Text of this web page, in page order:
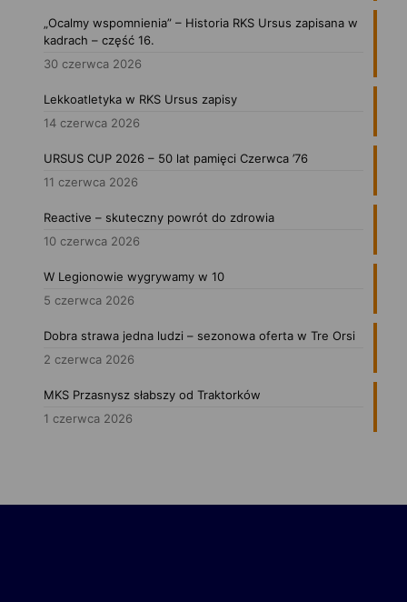
„Ocalmy wspomnienia” – Historia RKS Ursus zapisana w
kadrach – część 16.
30 czerwca 2026
Lekkoatletyka w RKS Ursus zapisy
14 czerwca 2026
URSUS CUP 2026 – 50 lat pamięci Czerwca ’76
11 czerwca 2026
Reactive – skuteczny powrót do zdrowia
10 czerwca 2026
W Legionowie wygrywamy w 10
5 czerwca 2026
Dobra strawa jedna ludzi – sezonowa oferta w Tre Orsi
2 czerwca 2026
MKS Przasnysz słabszy od Traktorków
1 czerwca 2026